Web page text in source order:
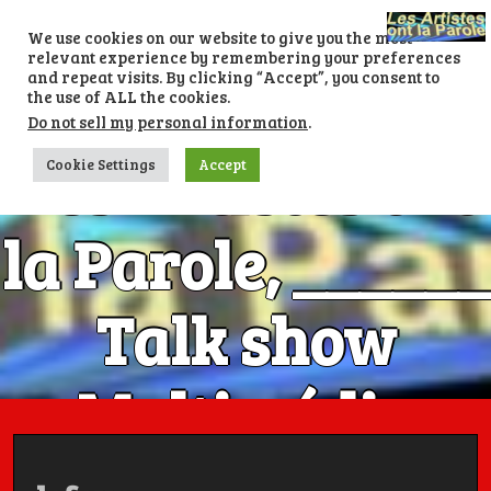
content
Les Artistes ont
la Parole, ______
Talk show
Multimédia
We use cookies on our website to give you the most
relevant experience by remembering your preferences
and repeat visits. By clicking “Accept”, you consent to
the use of ALL the cookies.
Do not sell my personal information.
Cookie Settings Accept